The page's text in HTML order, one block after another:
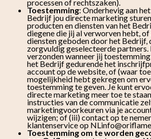
processen of rechtszaken).
Toestemming: Onderhevig aan
Bedrijf jou directe marketing
producten en diensten van het
diegene die jij al verworven hebt,
diensten geboden door het Bedrijf,
zorgvuldig geselecteerde
verzonden wanneer jij
het Bedrijf gedurende het
account op de website, of (waar
mogelijkheid hebt gekregen om
toestemming te geven. Je kunt
directe marketing meer toe te
instructies van de communicatie
marketingvoorkeuren via je
wijzigen; of (iii) contact op te
klantenservice op
Toestemming om te worden